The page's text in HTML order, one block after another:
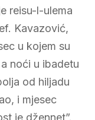
reisu-l-ulema
Kavazović,
u kojem su
noći u ibadetu
od hiljadu
i mjesec
je džennet”.